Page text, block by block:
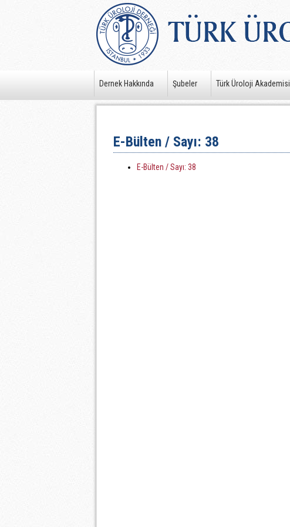
Dernek Hakkında Şubeler Türk Üroloji Akademisi
E-Bülten / Sayı: 38
E-Bülten / Sayı: 38